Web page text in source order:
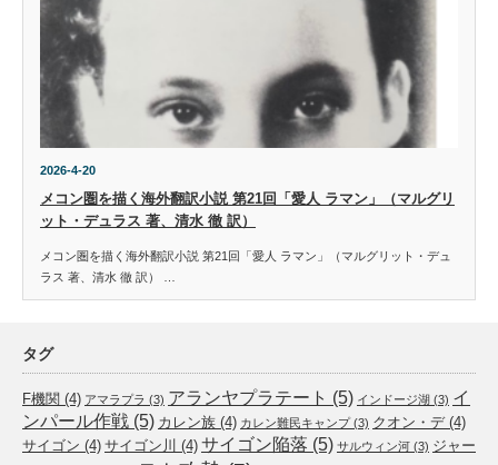
2026-4-20
メコン圏を描く海外翻訳小説 第21回「愛人 ラマン」（マルグリ
ット・デュラス 著、清水 徹 訳）
メコン圏を描く海外翻訳小説 第21回「愛人 ラマン」（マルグリット・デュ
ラス 著、清水 徹 訳） …
タグ
F機関 (4) アマラプラ (3) アランヤプラテート (5) インドージ湖 (3) イ
ンパール作戦 (5) カレン族 (4) カレン難民キャンプ(3) クオン・デ(4)
サイゴン (4) サイゴン川 (4) サイゴン陥落 (5) サルウィン河 (3) ジャー